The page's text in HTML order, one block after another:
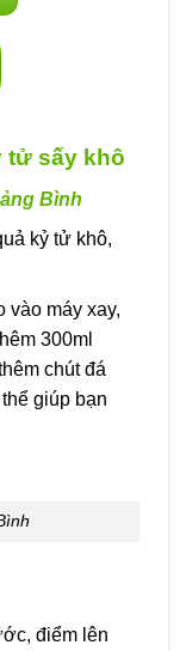
tử sấy khô
Bình
kỷ tử khô,
vào máy xay,
300ml
chút đá
giúp bạn
điểm lên